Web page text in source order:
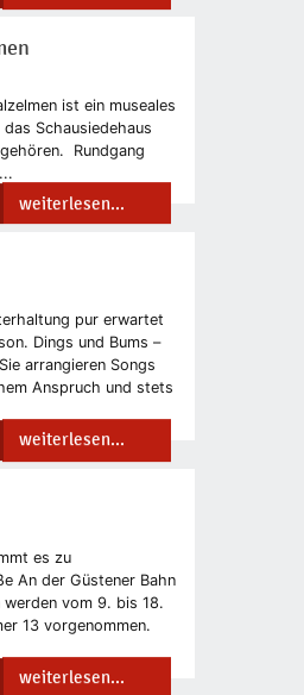
ist ein museales
Schausiedehaus
Rundgang
weiterlesen...
pur erwartet
Dings und Bums –
arrangieren Songs
Anspruch und stets
weiterlesen...
es zu
An der Güstener Bahn
werden vom 9. bis 18.
13 vorgenommen.
weiterlesen...